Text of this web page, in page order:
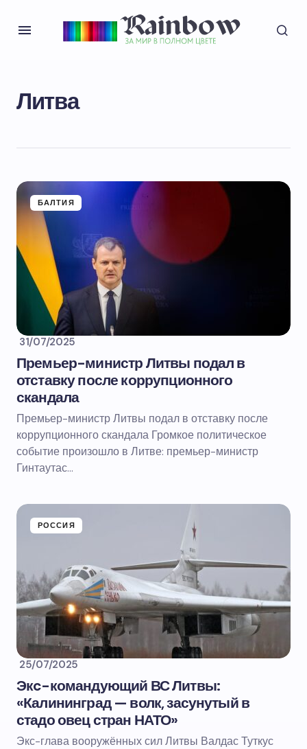
Литва
БАЛТИЯ
31/07/2025
Премьер-министр Литвы подал в
отставку после коррупционного
скандала
Премьер-министр Литвы подал в отставку после
коррупционного скандала Громкое политическое
событие произошло в Литве: премьер-министр
Гинтаутас…
РОССИЯ
25/07/2025
Экc-командующий ВС Литвы:
«Калининград — волк, засунутый в
стадо овец стран НАТО»
Экс-глава вооружённых сил Литвы Валдас Туткус